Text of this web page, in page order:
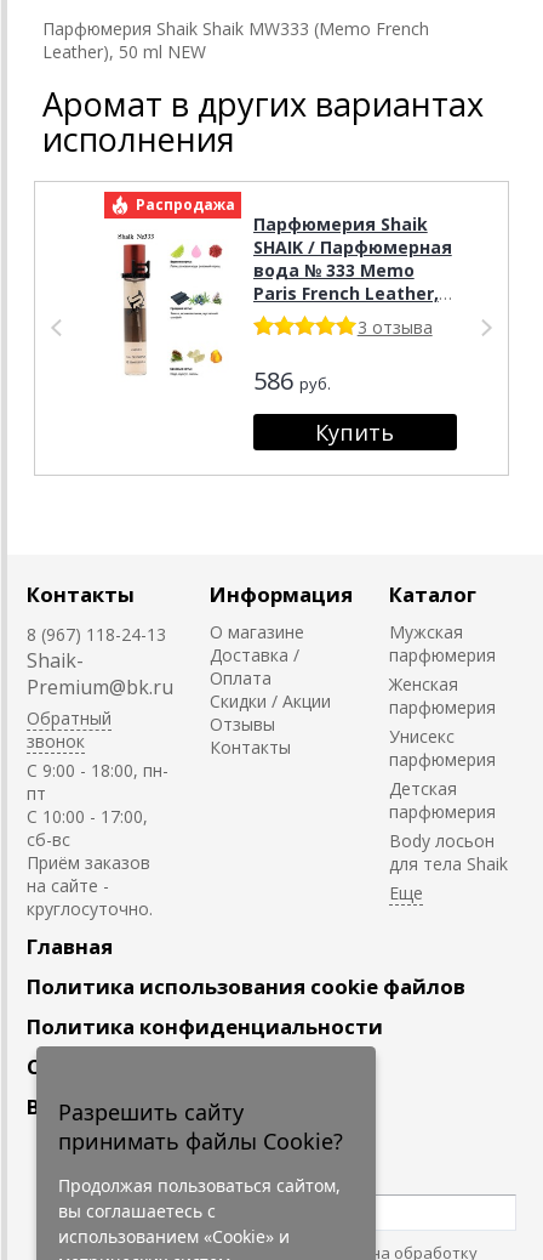
Парфюмерия Shaik Shaik MW333 (Memo French
Leather), 50 ml NEW
Аромат в других вариантах
исполнения
Распродажа
Парфюмерия Shaik
SHAIK / Парфюмерная
вода № 333 Memo
Paris French Leather,
20 мл.
3 отзыва
586 руб.
Контакты
8 (967) 118-24-13
Shaik-
Premium@bk.ru
Обратный
звонок
C 9:00 - 18:00, пн-
пт
С 10:00 - 17:00,
сб-вс
Приём заказов
на сайте -
круглосуточно.
Информация
О магазине
Доставка /
Оплата
Скидки / Акции
Отзывы
Контакты
Каталог
Мужская
парфюмерия
Женская
парфюмерия
Унисекс
парфюмерия
Детская
парфюмерия
Body лосьон
для тела Shaik
Главная
Политика использования cookie файлов
Политика конфиденциальности
Сотрудничество
Вакансии
Подпишитесь
Нажимая на кнопку, я даю согласие на обработку
Разрешить сайту
принимать файлы Cookie?
Продолжая пользоваться сайтом,
вы соглашаетесь с
использованием «Cookie» и